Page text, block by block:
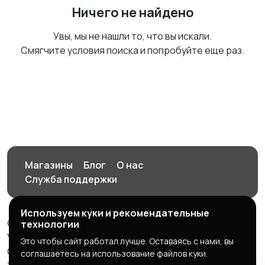
Ничего не найдено
Увы, мы не нашли то, что вы искали.
Смягчите условия поиска и попробуйте еще раз.
Магазины Блог
О нас
Служба поддержки
© 2026 Орен-АЙ - Авто | Недвижимость | Работа |
Услуги
Создал Карусов Е.С ООО "ЦПК" ИНН 5609203278 ОГРН
Используем куки и рекомендательные
технологии
Это чтобы сайт работал лучше. Оставаясь с нами, вы
соглашаетесь на использование файлов куки.